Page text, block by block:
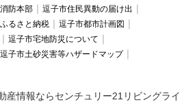
防本部
逗子市住民異動の届け出
るさと納税
逗子市都市計画図
逗子市宅地防災について
逗子市土砂災害等ハザードマップ
産情報ならセンチュリー21リビングライ